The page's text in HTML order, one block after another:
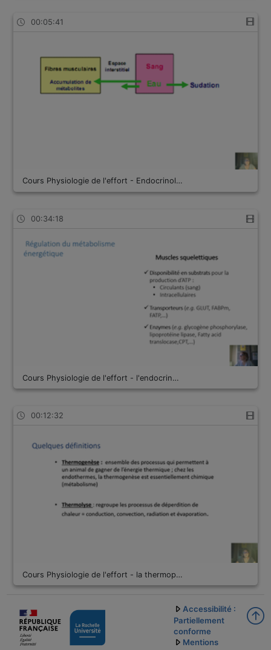
00:05:41
Cours Physiologie de l'effort - Endocrinol…
00:34:18
Cours Physiologie de l'effort - l'endocrin…
00:12:32
Cours Physiologie de l'effort - la thermop…
Accessibilité :
Partiellement
conforme
Mentions